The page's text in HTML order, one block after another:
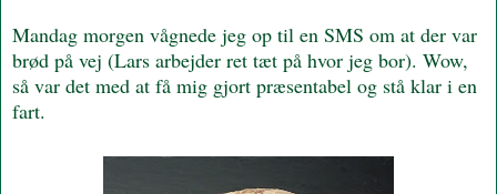
Mandag morgen vågnede jeg op til en SMS om at der var
brød på vej (Lars arbejder ret tæt på hvor jeg bor). Wow,
så var det med at få mig gjort præsentabel og stå klar i en
fart.